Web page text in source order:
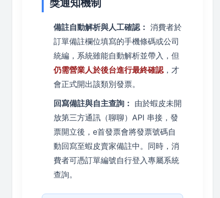
獎通知機制
備註自動解析與人工確認： 消費者於
訂單備註欄位填寫的手機條碼或公司
統編，系統雖能自動解析並帶入，但
仍需營業人於後台進行最終確認，才
會正式開出該類別發票。
回寫備註與自主查詢： 由於蝦皮未開
放第三方通訊（聊聊）API 串接，發
票開立後，e首發票會將發票號碼自
動回寫至蝦皮賣家備註中。同時，消
費者可憑訂單編號自行登入專屬系統
查詢。